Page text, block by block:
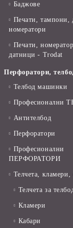
Баджове
Печати, тампони,
номератори
Печати,
датници - Trodat
Перфоратори,
Телбод машинки
Професионални
Антителбод
Перфоратори
Професионални
ПЕРФОРАТОРИ
Телчета,
Телчета за
Кламери
Кабари